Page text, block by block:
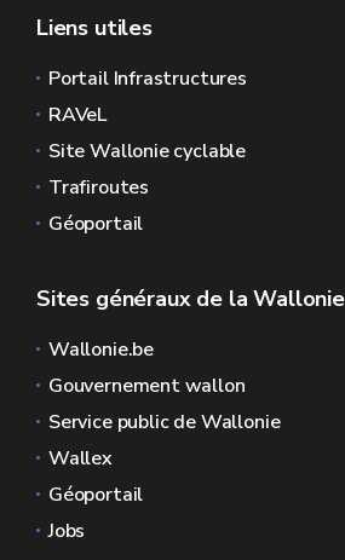
Liens utiles
Portail Infrastructures
RAVeL
Site Wallonie cyclable
Trafiroutes
Géoportail
Sites généraux de la Wallonie
Wallonie.be
Gouvernement wallon
Service public de Wallonie
Wallex
Géoportail
Jobs